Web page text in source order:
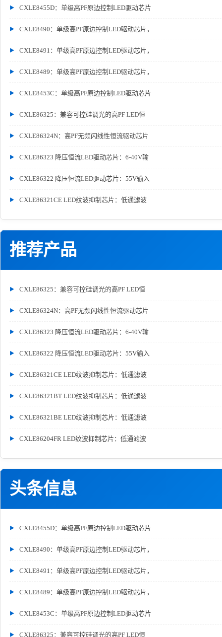
CXLE8455D：单级高PF原边控制LED驱动芯片
CXLE8490：单级高PF原边控制LED驱动芯片，
CXLE8491：单级高PF原边控制LED驱动芯片，
CXLE8489：单级高PF原边控制LED驱动芯片，
CXLE8453C：单级高PF原边控制LED驱动芯片
CXLE86325：兼容可控硅调光的高PF LED恒
CXLE86324N：高PF无频闪线性恒流驱动芯片
CXLE86323 降压恒流LED驱动芯片：6-40V输
CXLE86322 降压恒流LED驱动芯片：55V输入
CXLE86321CE LED纹波抑制芯片：低通滤波
推荐产品
CXLE86325：兼容可控硅调光的高PF LED恒
CXLE86324N：高PF无频闪线性恒流驱动芯片
CXLE86323 降压恒流LED驱动芯片：6-40V输
CXLE86322 降压恒流LED驱动芯片：55V输入
CXLE86321CE LED纹波抑制芯片：低通滤波
CXLE86321BT LED纹波抑制芯片：低通滤波
CXLE86321BE LED纹波抑制芯片：低通滤波
CXLE86204FR LED纹波抑制芯片：低通滤波
头条信息
CXLE8455D：单级高PF原边控制LED驱动芯片
CXLE8490：单级高PF原边控制LED驱动芯片，
CXLE8491：单级高PF原边控制LED驱动芯片，
CXLE8489：单级高PF原边控制LED驱动芯片，
CXLE8453C：单级高PF原边控制LED驱动芯片
CXLE86325：兼容可控硅调光的高PF LED恒